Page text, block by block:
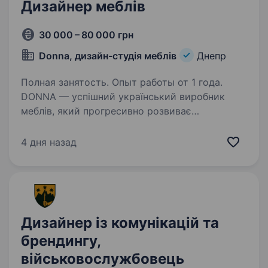
Дизайнер меблів
30 000 – 80 000 грн
Donna, дизайн-студія меблів
Днепр
Полная занятость. Опыт работы от 1 года.
DONNA — успішний український виробник
меблів, який прогресивно розвиває
Компанія не стоїть на місці, ми постійно
4 дня назад
Дизайнер із комунікацій та
брендингу,
військовослужбовець